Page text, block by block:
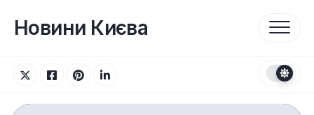
вмістуНовини Києва